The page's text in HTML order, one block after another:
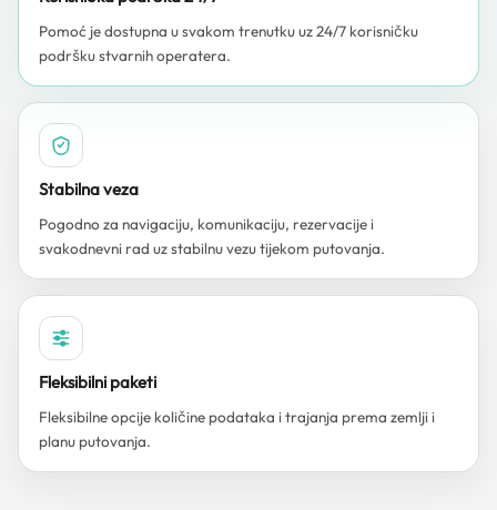
Pomoć je dostupna u svakom trenutku uz 24/7 korisničku
podršku stvarnih operatera.
Stabilna veza
Pogodno za navigaciju, komunikaciju, rezervacije i
svakodnevni rad uz stabilnu vezu tijekom putovanja.
Fleksibilni paketi
Fleksibilne opcije količine podataka i trajanja prema zemlji i
planu putovanja.